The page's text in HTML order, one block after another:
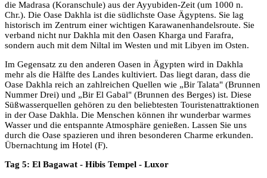
die Madrasa (Koranschule) aus der Ayyubiden-Zeit (um 1000 n.
Chr.). Die Oase Dakhla ist die südlichste Oase Ägyptens. Sie lag
historisch im Zentrum einer wichtigen Karawanenhandelsroute. Sie
verband nicht nur Dakhla mit den Oasen Kharga und Farafra,
sondern auch mit dem Niltal im Westen und mit Libyen im Osten.
Im Gegensatz zu den anderen Oasen in Ägypten wird in Dakhla
mehr als die Hälfte des Landes kultiviert. Das liegt daran, dass die
Oase Dakhla reich an zahlreichen Quellen wie „Bir Talata" (Brunnen
Nummer Drei) und „Bir El Gabal" (Brunnen des Berges) ist. Diese
Süßwasserquellen gehören zu den beliebtesten Touristenattraktionen
in der Oase Dakhla. Die Menschen können ihr wunderbar warmes
Wasser und die entspannte Atmosphäre genießen. Lassen Sie uns
durch die Oase spazieren und ihren besonderen Charme erkunden.
Übernachtung im Hotel (F).
Tag 5: El Bagawat - Hibis Tempel - Luxor